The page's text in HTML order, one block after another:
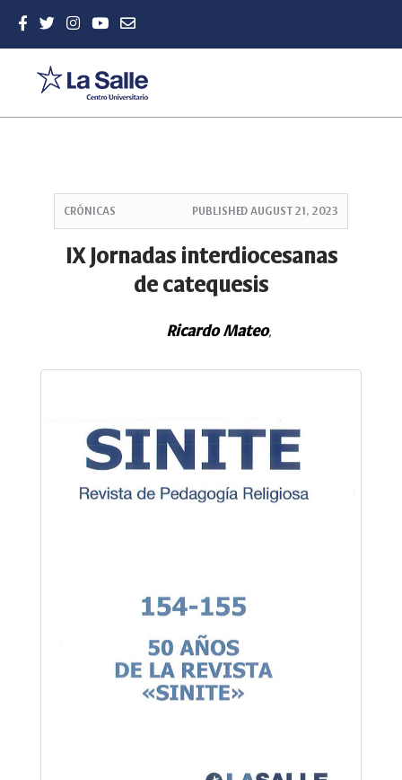
CRÓNICAS PUBLISHED AUGUST 21, 2023
IX Jornadas interdiocesanas
de catequesis
Ricardo Mateo,